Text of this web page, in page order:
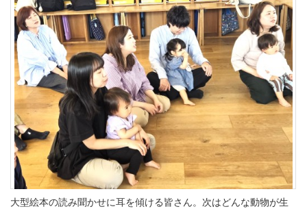
大型絵本の読み聞かせに耳を傾ける皆さん。次はどんな動物が生